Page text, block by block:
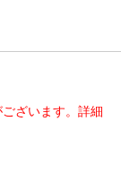
ざいます。詳細